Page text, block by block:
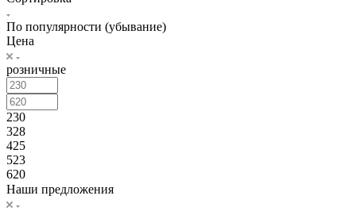
По популярности (убывание)
Цена
розничные
230
328
425
523
620
Наши предложения